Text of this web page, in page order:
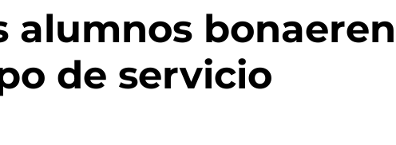
alumnos
de servicio